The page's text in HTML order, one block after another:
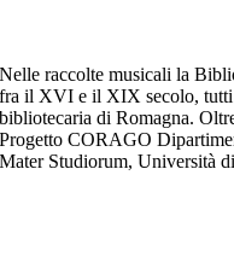
Nelle raccolte musicali la
fra il XVI e il XIX secolo, tutti
bibliotecaria di Romagna.
Progetto CORAGO
Mater Studiorum, Università